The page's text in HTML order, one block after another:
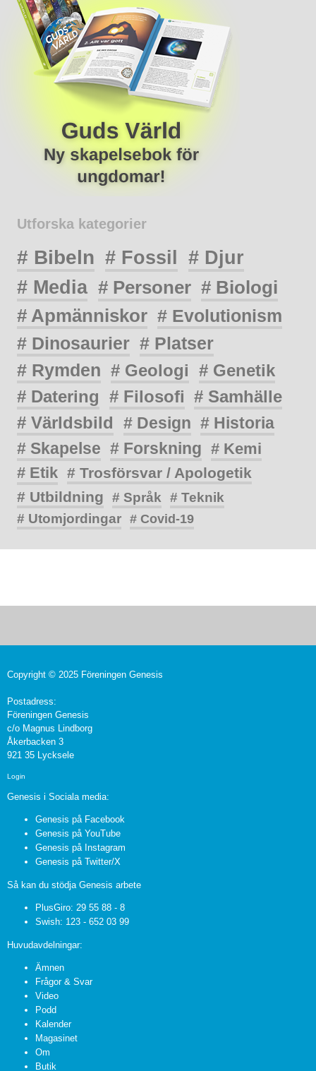
Utforska kategorier
# Bibeln # Fossil # Djur
# Media # Personer # Biologi
# Apmänniskor # Evolutionism
# Dinosaurier # Platser
# Rymden # Geologi # Genetik
# Datering # Filosofi # Samhälle
# Världsbild
# Design # Historia
# Skapelse # Forskning # Kemi
# Etik # Trosförsvar / Apologetik
# Utbildning
# Språk
# Teknik
# Utomjordingar # Covid-19
Copyright © 2025 Föreningen Genesis
Postadress:
Föreningen Genesis
c/o Magnus Lindborg
Åkerbacken 3
921 35 Lycksele
Login
Genesis i Sociala media:
Genesis på Facebook
Genesis på YouTube
Genesis på Instagram
Genesis på Twitter/X
Så kan du stödja Genesis arbete
PlusGiro: 29 55 88 - 8
Swish: 123 - 652 03 99
Huvudavdelningar:
Ämnen
Frågor & Svar
Video
Podd
Kalender
Magasinet
Om
Butik